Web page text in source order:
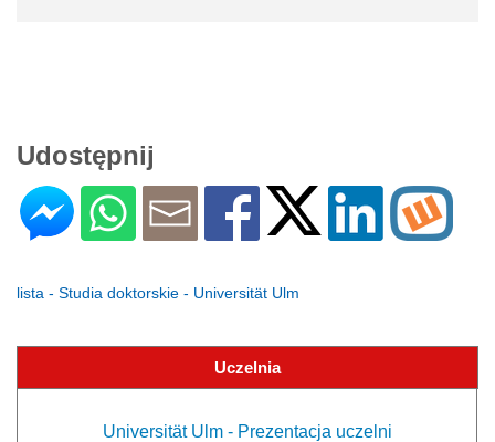
Udostępnij
lista - Studia doktorskie - Universität Ulm
Uczelnia
Universität Ulm - Prezentacja uczelni